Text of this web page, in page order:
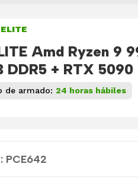
Amd Ryzen 9
DDR5 + RTX 5090
de armado: 24 horas hábiles
PCE642